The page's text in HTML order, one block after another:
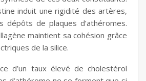
induit une rigidité des artères,
dépôts de plaques d’athéromes.
maintient sa cohésion grâce
de la silice.
d’un taux élevé de cholestérol